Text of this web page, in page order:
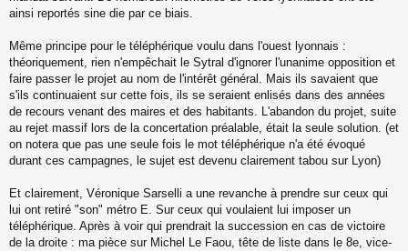
ainsi reportés sine die par ce biais.
Même principe pour le téléphérique voulu dans l'ouest lyonnais :
théoriquement, rien n'empêchait le Sytral d'ignorer l'unanime opposition et
faire passer le projet au nom de l'intérêt général. Mais ils savaient que
s'ils continuaient sur cette fois, ils se seraient enlisés dans des années
de recours venant des maires et des habitants. L'abandon du projet, suite
au rejet massif lors de la concertation préalable, était la seule solution. (et
on notera que pas une seule fois le mot téléphérique n'a été évoqué
durant ces campagnes, le sujet est devenu clairement tabou sur Lyon)
Et clairement, Véronique Sarselli a une revanche à prendre sur ceux qui
lui ont retiré "son" métro E. Sur ceux qui voulaient lui imposer un
téléphérique. Après à voir qui prendrait la succession en cas de victoire
de la droite : ma pièce sur Michel Le Faou, tête de liste dans le 8e, vice-